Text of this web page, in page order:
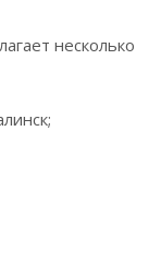
несколько